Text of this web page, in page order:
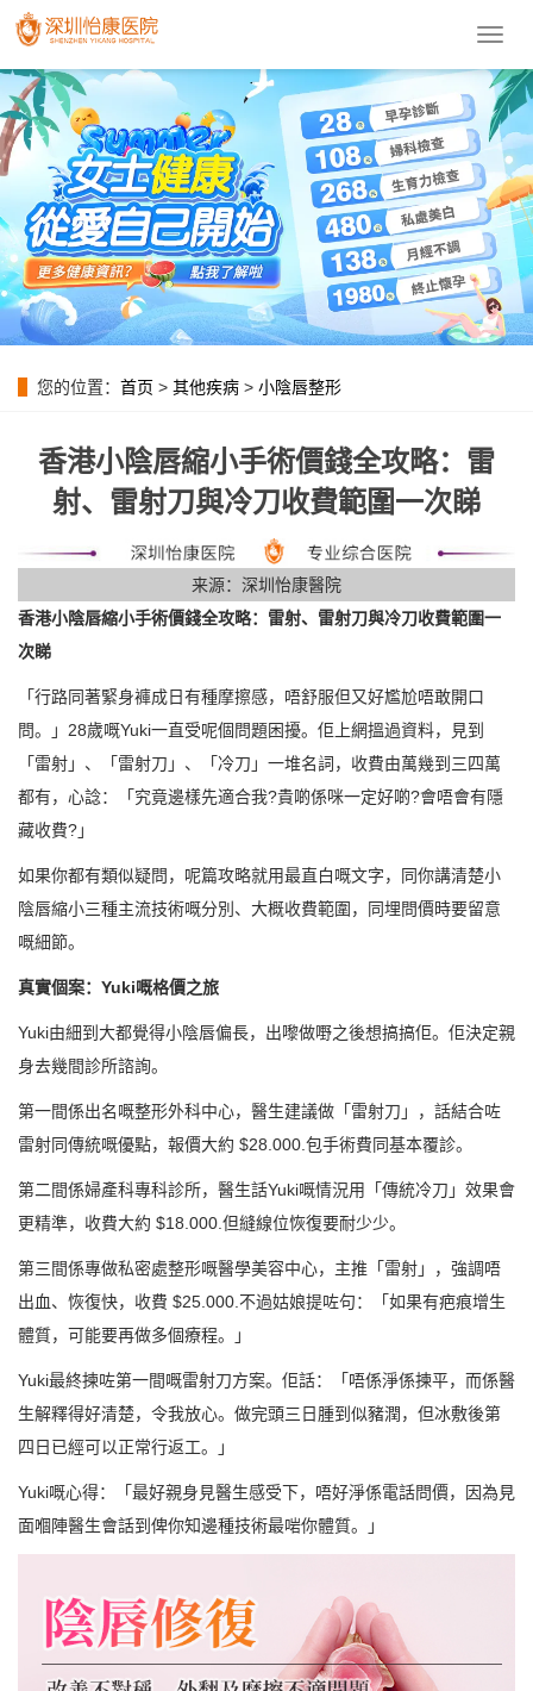
導
菜
單
您的位置： 首页 > 其他疾病 > 小陰唇整形
香港小陰唇縮小手術價錢全攻略：雷
射、雷射刀與冷刀收費範圍一次睇
来源：深圳怡康醫院
香港小陰唇縮小手術價錢全攻略：雷射、雷射刀與冷刀收費範圍一
次睇
「行路同著緊身褲成日有種摩擦感，唔舒服但又好尷尬唔敢開口
問。」28歲嘅Yuki一直受呢個問題困擾。佢上網搵過資料，見到
「雷射」、「雷射刀」、「冷刀」一堆名詞，收費由萬幾到三四萬
都有，心諗：「究竟邊樣先適合我?貴啲係咪一定好啲?會唔會有隱
藏收費?」
如果你都有類似疑問，呢篇攻略就用最直白嘅文字，同你講清楚小
陰唇縮小三種主流技術嘅分別、大概收費範圍，同埋問價時要留意
嘅細節。
真實個案：Yuki嘅格價之旅
Yuki由細到大都覺得小陰唇偏長，出嚟做嘢之後想搞搞佢。佢決定親
身去幾間診所諮詢。
第一間係出名嘅整形外科中心，醫生建議做「雷射刀」，話結合咗
雷射同傳統嘅優點，報價大約 $28.000.包手術費同基本覆診。
第二間係婦產科專科診所，醫生話Yuki嘅情況用「傳統冷刀」效果會
更精準，收費大約 $18.000.但縫線位恢復要耐少少。
第三間係專做私密處整形嘅醫學美容中心，主推「雷射」，強調唔
出血、恢復快，收費 $25.000.不過姑娘提咗句：「如果有疤痕增生
體質，可能要再做多個療程。」
Yuki最終揀咗第一間嘅雷射刀方案。佢話：「唔係淨係揀平，而係醫
生解釋得好清楚，令我放心。做完頭三日腫到似豬潤，但冰敷後第
四日已經可以正常行返工。」
Yuki嘅心得：「最好親身見醫生感受下，唔好淨係電話問價，因為見
面嗰陣醫生會話到俾你知邊種技術最啱你體質。」